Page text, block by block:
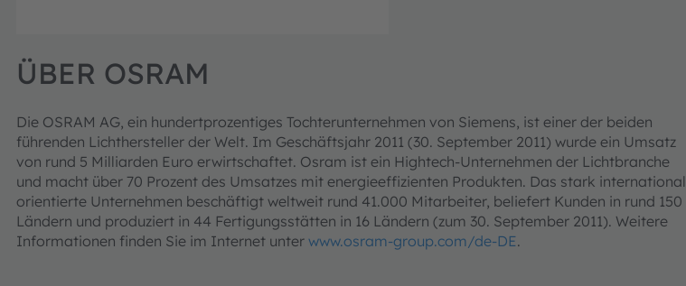
ÜBER OSRAM
Die OSRAM AG, ein hundertprozentiges Tochterunternehmen von Siemens, ist einer der beiden
führenden Lichthersteller der Welt. Im Geschäftsjahr 2011 (30. September 2011) wurde ein Umsatz
von rund 5 Milliarden Euro erwirtschaftet. Osram ist ein Hightech-Unternehmen der Lichtbranche
und macht über 70 Prozent des Umsatzes mit energieeffizienten Produkten. Das stark international
orientierte Unternehmen beschäftigt weltweit rund 41.000 Mitarbeiter, beliefert Kunden in rund 150
Ländern und produziert in 44 Fertigungsstätten in 16 Ländern (zum 30. September 2011). Weitere
Informationen finden Sie im Internet unter www.osram-group.com/de-DE.